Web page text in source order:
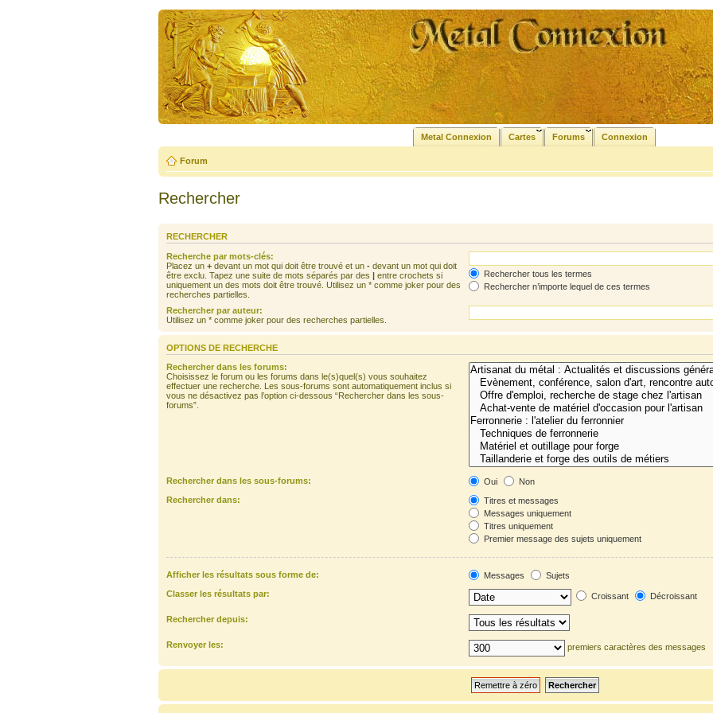
Metal Connexion Cartes Forums Connexion
Forum
Rechercher
RECHERCHER
Recherche par mots-clés:
Placez un +devant un mot qui doit être trouvé et un -devant un mot qui doit
être exclu. Tapez une suite de mots séparés par des |entre crochets si
uniquement un des mots doit être trouvé. Utilisez un * comme joker pour des
recherches partielles.
Rechercher tous les termes
Rechercher n’importe lequel de ces termes
Rechercher par auteur:
Utilisez un * comme joker pour des recherches partielles.
OPTIONS DE RECHERCHE
Rechercher dans les forums:
Choisissez le forum ou les forums dans le(s)quel(s) vous souhaitez
effectuer une recherche. Les sous-forums sont automatiquement inclus si
vous ne désactivez pas l’option ci-dessous “Rechercher dans les sous-
forums”.
Rechercher dans les sous-forums: Oui
Non
Rechercher dans:
Titres et messages
Messages uniquement
Titres uniquement
Premier message des sujets uniquement
Afficher les résultats sous forme de: Messages
Sujets
Classer les résultats par:
Croissant Décroissant
Rechercher depuis:
Renvoyer les: premiers caractères des messages